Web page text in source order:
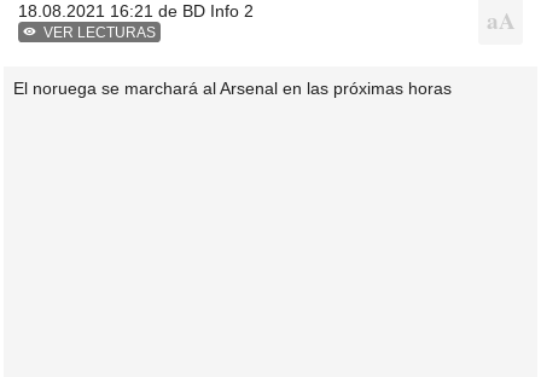
18.08.2021 16:21 de BD Info 2
VER LECTURAS
El noruega se marchará al Arsenal en las próximas horas